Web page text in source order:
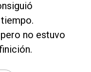
no estuvo